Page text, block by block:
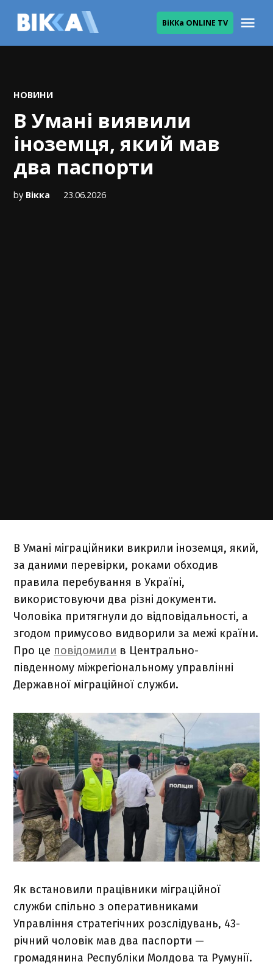
ВіККа ONLINE TV
POSTED
НОВИНИ
В Умані виявили
іноземця, який мав
два паспорти
by Вікка 23.06.2026
В Умані міграційники викрили іноземця, який,
за даними перевірки, роками обходив
правила перебування в Україні,
використовуючи два різні документи.
Чоловіка притягнули до відповідальності, а
згодом примусово видворили за межі країни.
Про це повідомили в Центрально-
південному міжрегіональному управлінні
Державної міграційної служби.
Як встановили працівники міграційної
служби спільно з оперативниками
Управління стратегічних розслідувань, 43-
річний чоловік мав два паспорти —
громадянина Республіки Молдова та Румунії.